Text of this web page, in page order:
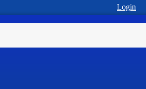
Login